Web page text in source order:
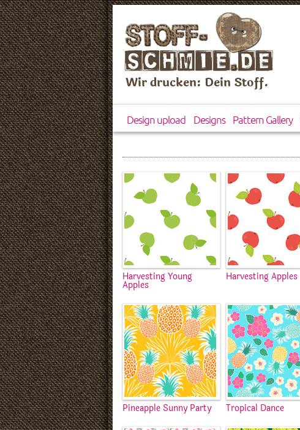
Wir drucken: Dein Stoff.
Design upload Designs Pattern Gallery
Harvesting Young
Apples
Harvesting Apples
Pineapple Sunny Party Tropical Dance